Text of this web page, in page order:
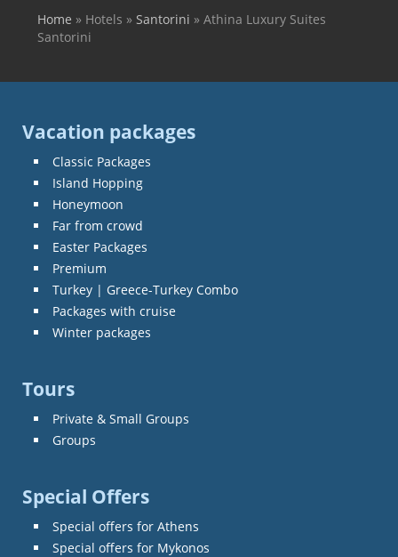
You are here
Home » Hotels » Santorini » Athina Luxury Suites
Santorini
Vacation packages
Classic Packages
Island Hopping
Honeymoon
Far from crowd
Easter Packages
Premium
Turkey | Greece-Turkey Combo
Packages with cruise
Winter packages
Tours
Private & Small Groups
Groups
Special Offers
Special offers for Athens
Special offers for Mykonos